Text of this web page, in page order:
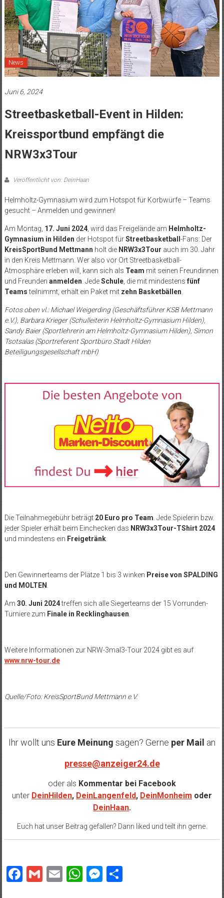
News
Juni 6, 2024
Streetbasketball-Event in Hilden:
Kreissportbund empfängt die
NRW3x3Tour
Veröffentlicht von: DeinHaan
Helmholtz-Gymnasium wird zum Hotspot für Korbwürfe – Teams
gesucht – Anmelden und gewinnen!
Am Montag, 17. Juni 2024, wird das Freigelände am Helmholtz-
Gymnasium in Hilden der Hotspot fürStreetbasketball -Fans: Der
KreisSportBund Mettmann holt die NRW3x3Tour auch im 30. Jahr
in den Kreis Mettmann. Wer also vor Ort Streetbasketball-
Atmosphäre erleben will, kann sich als Team mit seinen Freundinnen
und Freunden anmelden . JedeSchule, die mit mindestens fünf
Teamsteilnimmt, erhält ein Paket mit zehn Basketbällen
Fotos oben vl.: Michael Weigerding (Geschäftsführer KSB Mettmann
e.V.), Barbara Krieger (Schulleiterin Helmholtz-Gymnasium Hilden),
Sandy Baier (Sportlehrerin am Helmholtz-Gymnasium Hilden), Simon
Tsotsalas (Sportreferent Sportbüro Stadt Hilden
Beteiligungsgesellschaft mbH)
Die Teilnahmegebühr beträgt 20 Euro pro Team . Jede Spielerin bzw.
jeder Spieler erhält beim Einchecken das NRW3x3Tour-TShirt 2024
und mindestens ein Freigetränk.
Den Gewinnerteams der Plätze 1 bis 3 winken Preise von SPALDING
und MOLTEN
Am 30. Juni 2024treffen sich alle Siegerteams der 15 Vorrunden-
Turniere zum Finale in Recklinghausen
Weitere Informationen zur NRW-3mal3-Tour 2024 gibt es auf
www.nrw-tour.de
Quelle/Foto: KreisSportBund Mettmann e.V.
Ihr wollt uns Eure Meinung sagen? Gerne per Mail an
presse@anzeiger24.de
oder als Kommentar bei Facebook
unter DeinHilden, DeinLangenfeld, DeinMonheim oder
DeinHaan.
Euch hat unser Beitrag gefallen? Dann liked und teilt ihn gerne.
Facebook
Gmail
EmailWhatsApp
Messenger
Teilen